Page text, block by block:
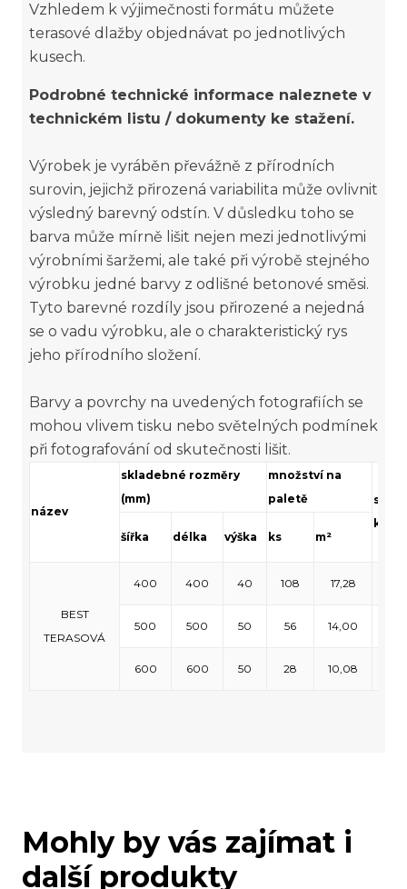
Vzhledem k výjimečnosti formátu můžete
terasové dlažby objednávat po jednotlivých
kusech.
Podrobné technické informace naleznete v
technickém listu / dokumenty ke stažení.
Výrobek je vyráběn převážně z přírodních
surovin, jejichž přirozená variabilita může ovlivnit
výsledný barevný odstín. V důsledku toho se
barva může mírně lišit nejen mezi jednotlivými
výrobními šaržemi, ale také při výrobě stejného
výrobku jedné barvy z odlišné betonové směsi.
Tyto barevné rozdíly jsou přirozené a nejedná
se o vadu výrobku, ale o charakteristický rys
jeho přírodního složení.
Barvy a povrchy na uvedených fotografiích se
mohou vlivem tisku nebo světelných podmínek
při fotografování od skutečnosti lišit.
název
skladebné rozměry
(mm)
množství na
paletě
ks/m²
šířka
délka výška ks m²
BEST
TERASOVÁ
400 400 40 108 17,28
500 500 50 56 14,00
600 600 50 28 10,08
Mohly by vás zajímat i
další produkty